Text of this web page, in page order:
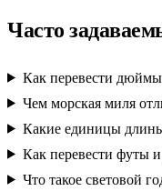
Часто
Как перевести дюймы
Чем морская миля
Какие единицы
Как перевести футы
Что такое световой